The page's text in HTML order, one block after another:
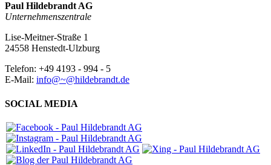
Paul Hildebrandt AG
Unternehmenszentrale
Lise-Meitner-Straße 1
24558 Henstedt-Ulzburg
Telefon: +49 4193 - 994 - 5
E-Mail: info@~@hildebrandt.de
SOCIAL MEDIA